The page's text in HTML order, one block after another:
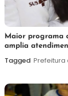
7
de
agosto
Maurilio
Maior programa
amplia
Tagged Prefeitura